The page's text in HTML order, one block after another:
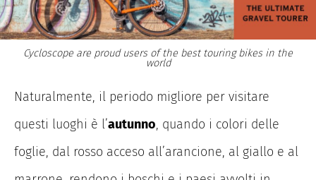
Cycloscope are proud users of the best touring bikes in the
world
Naturalmente, il periodo migliore per visitare
questi luoghi è l’autunno, quando i colori delle
foglie, dal rosso acceso all’arancione, al giallo e al